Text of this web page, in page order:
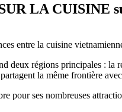
LA CUISINE
entre la cuisine
deux régions principales :
la même frontière
pour ses nombreuses